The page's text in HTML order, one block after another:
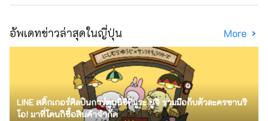
อัพเดทข่าวล่าสุดในญี่ปุ่น More
LINE สติ๊กเกอร์ศิลปินการ์ตูนนิชิทีมูระ ยูจิ ร่วมมือกับตัวละครซานริ
โอ! มาที่โดนกิซื้อสินค้าจำกัด